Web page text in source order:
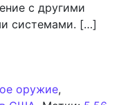
с другими
системами. […]
оружие,